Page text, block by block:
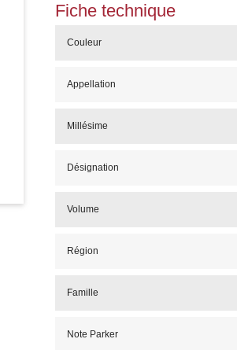
Fiche technique
Couleur
Appellation
Millésime
Désignation
Volume
Région
Famille
Note Parker